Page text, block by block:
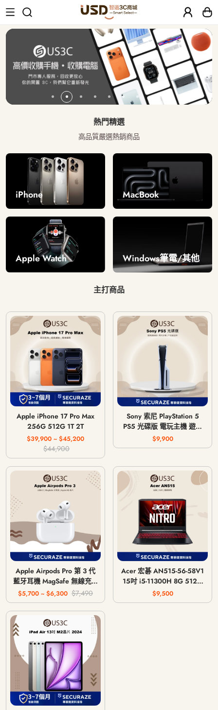
USD 智選二手3C商城｜【30天安心
熱門精選
高品質嚴選熱銷商品
iPhone MacBook
Apple Watch Windows筆電/其他
主打商品
Apple iPhone 17 Pro Max
256G 512G 1T 2T
$39,900 ~ $45,200
$44,900
Sony 索尼 PlayStation 5
PS5 光碟版 電玩主機 遊戲
主機 CFI-1018A / CFI-
1118A / CFI-1218A
$9,900
Apple Airpods Pro 第 3 代
藍牙耳機 MagSafe 無線充電
版 USB-C
$5,700 ~ $6,300 $7,490
Acer 宏碁 AN515-56-58V1
15吋 i5-11300H 8G 512G
GTX 1650 4G
$9,500